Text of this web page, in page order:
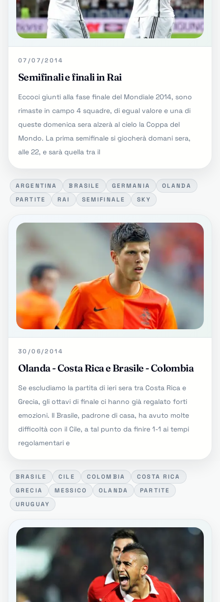
07/07/2014
Semifinali e finali in Rai
Eccoci giunti alla fase finale del Mondiale 2014, sono
rimaste in campo 4 squadre, di egual valore e una di
queste domenica sera alzerà al cielo la Coppa del
Mondo. La prima semifinale si giocherà domani sera,
alle 22, e sarà quella tra il
ARGENTINA BRASILE GERMANIA
OLANDA
PARTITE
RAI SEMIFINALE SKY
30/06/2014
Olanda - Costa Rica e Brasile - Colombia
Se escludiamo la partita di ieri sera tra Costa Rica e
Grecia, gli ottavi di finale ci hanno già regalato forti
emozioni. Il Brasile, padrone di casa, ha avuto molte
difficoltà con il Cile, a tal punto da finire 1-1 ai tempi
regolamentari e
BRASILE CILE COLOMBIA
COSTA RICA
GRECIA
MESSICO OLANDA
PARTITE
URUGUAY